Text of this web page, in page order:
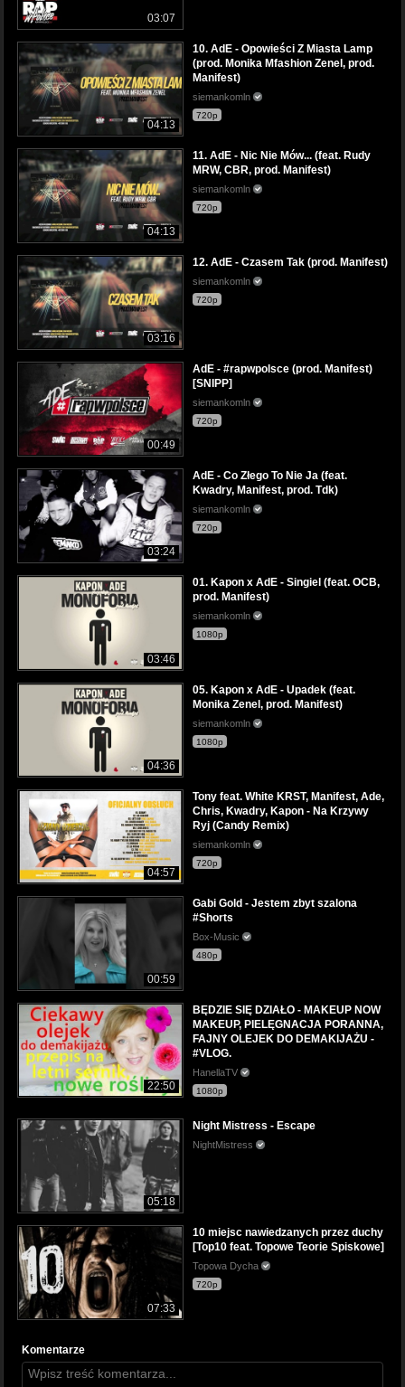
03:07
04:13
10. AdE - Opowieści Z Miasta Lamp
(prod. Monika Mfashion Zenel, prod.
Manifest)
siemankomln
720p
04:13
11. AdE - Nic Nie Mów... (feat. Rudy
MRW, CBR, prod. Manifest)
siemankomln
720p
03:16
12. AdE - Czasem Tak (prod. Manifest)
siemankomln
720p
00:49
AdE - #rapwpolsce (prod. Manifest)
[SNIPP]
siemankomln
720p
03:24
AdE - Co Złego To Nie Ja (feat.
Kwadry, Manifest, prod. Tdk)
siemankomln
720p
03:46
01. Kapon x AdE - Singiel (feat. OCB,
prod. Manifest)
siemankomln
1080p
04:36
05. Kapon x AdE - Upadek (feat.
Monika Zenel, prod. Manifest)
siemankomln
1080p
04:57
Tony feat. White KRST, Manifest, Ade,
Chris, Kwadry, Kapon - Na Krzywy
Ryj (Candy Remix)
siemankomln
720p
00:59
Gabi Gold - Jestem zbyt szalona
#Shorts
Box-Music
480p
22:50
BĘDZIE SIĘ DZIAŁO - MAKEUP NOW
MAKEUP, PIELĘGNACJA PORANNA,
FAJNY OLEJEK DO DEMAKIJAŻU -
#VLOG.
HanellaTV
1080p
05:18
Night Mistress - Escape
NightMistress
07:33
10 miejsc nawiedzanych przez duchy
[Top10 feat. Topowe Teorie Spiskowe]
Topowa Dycha
720p
Komentarze